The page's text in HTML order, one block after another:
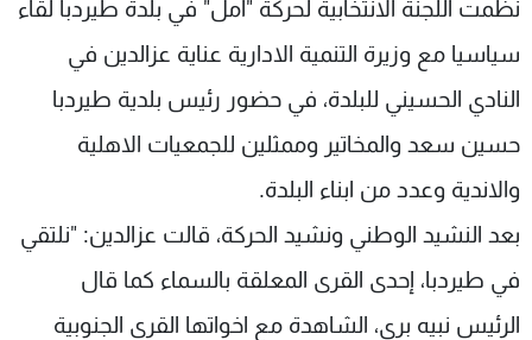
نظمت اللجنة الانتخابية لحركة "أمل" في بلدة طيردبا لقاء
سياسيا مع وزيرة التنمية الادارية عناية عزالدين في
النادي الحسيني للبلدة، في حضور رئيس بلدية طيردبا
حسين سعد والمخاتير وممثلين للجمعيات الاهلية
والاندية وعدد من ابناء البلدة.
بعد النشيد الوطني ونشيد الحركة، قالت عزالدين: "نلتقي
في طيردبا، إحدى القرى المعلقة بالسماء كما قال
الرئيس نبيه بري، الشاهدة مع اخواتها القرى الجنوبية
البرامج
جدول البرامج
شاهد البرامج
الترددات
عن MTV
الإنـتـاج
لاعلاناتكم
وظائف
شروط الإسـتخدام